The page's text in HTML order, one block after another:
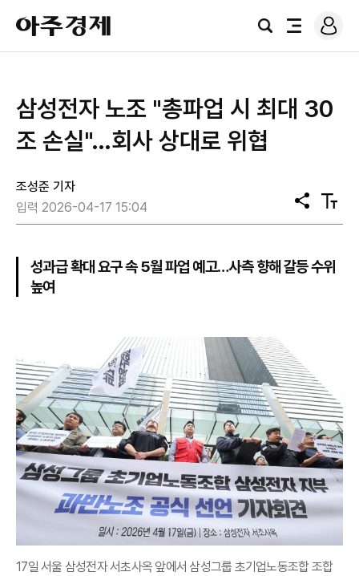
아
주
경
검
전
로
그
삼성전자 노조 "총파업 시 최대 30
조 손실"…회사 상대로 위협
조성준 기자
입력 2026-04-17 15:04
공
유
텍
스
기
성과급 확대 요구 속 5월 파업 예고…사측 향해 갈등 수위
높여
17일 서울 삼성전자 서초사옥 앞에서 삼성그룹 초기업노동조합 조합